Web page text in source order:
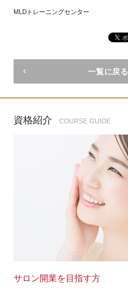
MLDトレーニングセンター
一覧に戻る
資格紹介 COURSE GUIDE
サロン開業を目指す方